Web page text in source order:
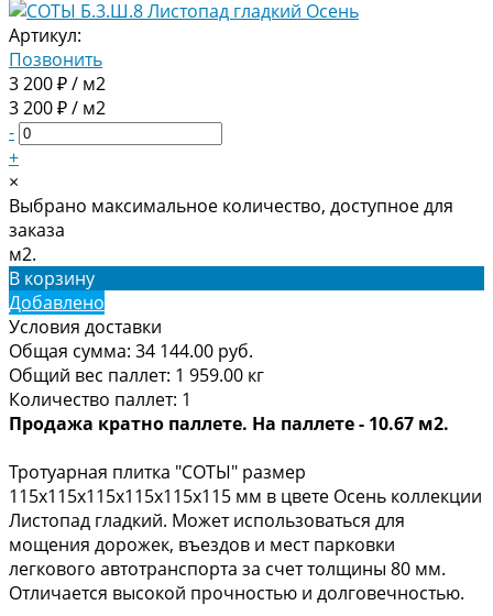
Артикул:
Позвонить
3 200 ₽ / м2
3 200 ₽ / м2
-
+
×
Выбрано максимальное количество, доступное для
заказа
м2.
В корзину
Добавлено
Условия доставки
Общая сумма: 34 144.00 руб.
Общий вес паллет: 1 959.00 кг
Количество паллет: 1
Продажа кратно паллете. На паллете - 10.67 м2.
Тротуарная плитка "СОТЫ" размер
115х115х115х115х115х115 мм в цвете Осень коллекции
Листопад гладкий. Может использоваться для
мощения дорожек, въездов и мест парковки
легкового автотранспорта за счет толщины 80 мм.
Отличается высокой прочностью и долговечностью.